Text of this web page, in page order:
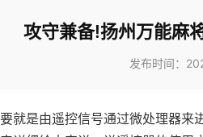
攻守兼备!扬州万能麻
发布时间：
就是由遥控信号通过微处理器来